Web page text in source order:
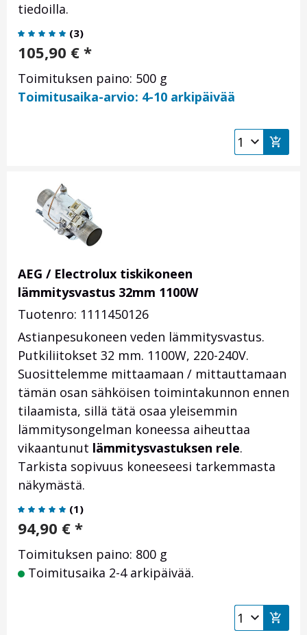
tiedoilla.
(3)
105,90 € *
Toimituksen paino: 500 g
Toimitusaika-arvio: 4-10 arkipäivää
AEG / Electrolux tiskikoneen
lämmitysvastus 32mm 1100W
Tuotenro: 1111450126
Astianpesukoneen veden lämmitysvastus.
Putkiliitokset 32 mm. 1100W, 220-240V.
Suosittelemme mittaamaan / mittauttamaan
tämän osan sähköisen toimintakunnon ennen
tilaamista, sillä tätä osaa yleisemmin
lämmitysongelman koneessa aiheuttaa
vikaantunut lämmitysvastuksen rele.
Tarkista sopivuus koneeseesi tarkemmasta
näkymästä.
(1)
94,90 € *
Toimituksen paino: 800 g
Toimitusaika 2-4 arkipäivää.